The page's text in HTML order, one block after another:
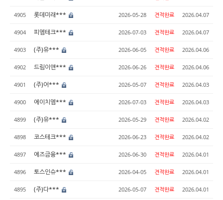
4905 롯데미래*** 2026-05-28 견적완료 2026.04.07
4904 피엠테크*** 2026-07-03 견적완료 2026.04.07
4903 (주)유*** 2026-06-05 견적완료 2026.04.06
4902 드림이앤*** 2026-06-26 견적완료 2026.04.06
4901 (주)어*** 2026-05-07 견적완료 2026.04.03
4900 에이치엠*** 2026-07-03 견적완료 2026.04.03
4899 (주)유*** 2026-05-29 견적완료 2026.04.02
4898 코스테크*** 2026-06-23 견적완료 2026.04.02
4897 에즈금융*** 2026-06-30 견적완료 2026.04.01
4896 토스인슈*** 2026-04-05 견적완료 2026.04.01
4895 (주)다*** 2026-05-07 견적완료 2026.04.01